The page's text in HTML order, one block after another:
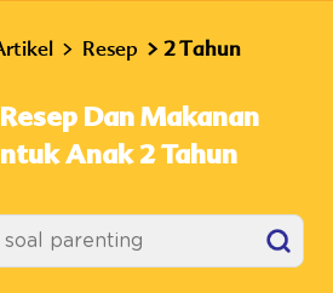
Resep 2 Tahun
Dan Makanan
Anak 2 Tahun